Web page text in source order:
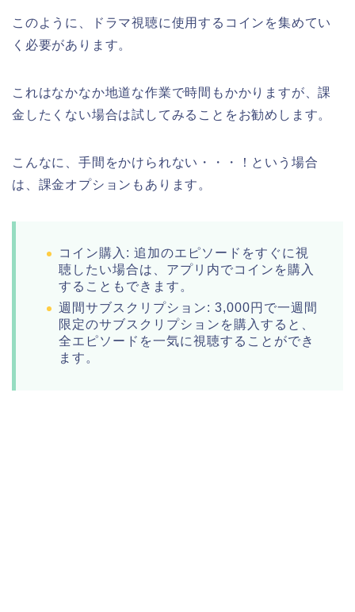
このように、ドラマ視聴に使用するコインを集めてい
く必要があります。
これはなかなか地道な作業で時間もかかりますが、課
金したくない場合は試してみることをお勧めします。
こんなに、手間をかけられない・・・！という場合
は、課金オプションもあります。
コイン購入: 追加のエピソードをすぐに視
聴したい場合は、アプリ内でコインを購入
することもできます。
週間サブスクリプション: 3,000円で一週間
限定のサブスクリプションを購入すると、
全エピソードを一気に視聴することができ
ます。